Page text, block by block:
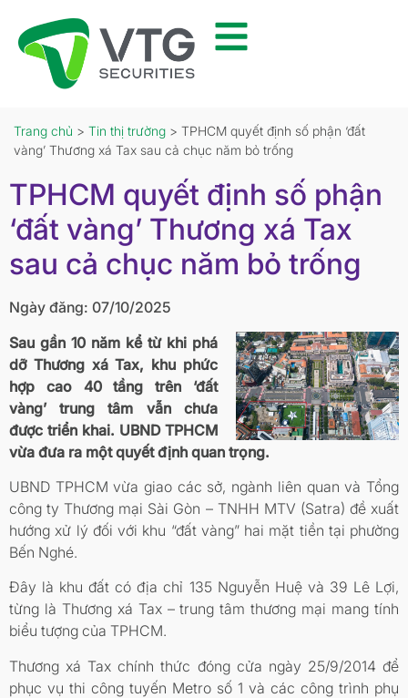
Trang chủ > Tin thị trường > TPHCM quyết định số phận ‘đất
vàng’ Thương xá Tax sau cả chục năm bỏ trống
TPHCM quyết định số phận
‘đất vàng’ Thương xá Tax
sau cả chục năm bỏ trống
Ngày đăng: 07/10/2025
Sau gần 10 năm kể từ khi phá
dỡ Thương xá Tax, khu phức
hợp cao 40 tầng trên ‘đất
vàng’ trung tâm vẫn chưa
được triển khai. UBND TPHCM
vừa đưa ra một quyết định quan trọng.
UBND TPHCM vừa giao các sở, ngành liên quan và Tổng
công ty Thương mại Sài Gòn – TNHH MTV (Satra) đề xuất
hướng xử lý đối với khu “đất vàng” hai mặt tiền tại phường
Bến Nghé.
Đây là khu đất có địa chỉ 135 Nguyễn Huệ và 39 Lê Lợi,
từng là Thương xá Tax – trung tâm thương mại mang tính
biểu tượng của TPHCM.
Thương xá Tax chính thức đóng cửa ngày 25/9/2014 để
phục vụ thi công tuyến Metro số 1 và các công trình phụ